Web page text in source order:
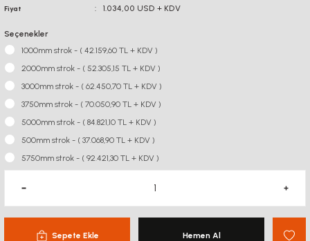
Fiyat 1.034,00 USD + KDV
Seçenekler
1000mm strok - ( 42.159,60 TL + KDV )
2000mm strok - ( 52.305,15 TL + KDV )
3000mm strok - ( 62.450,70 TL + KDV )
3750mm strok - ( 70.050,90 TL + KDV )
5000mm strok - ( 84.821,10 TL + KDV )
500mm strok - ( 37.068,90 TL + KDV )
5750mm strok - ( 92.421,30 TL + KDV )
Sepete Ekle Hemen Al